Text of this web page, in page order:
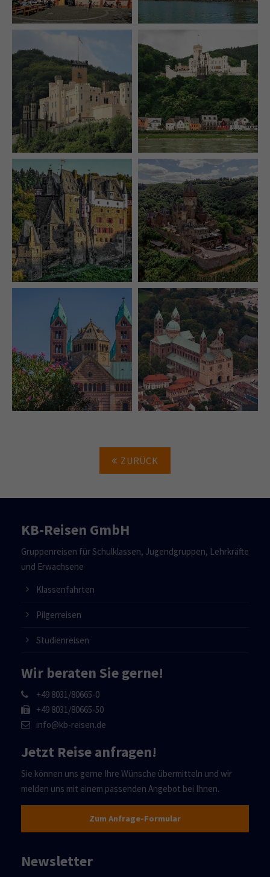
ZURÜCK
KB-Reisen GmbH
Gruppenreisen für Schulklassen, Jugendgruppen, Lehrkräfte
und Erwachsene
Klassenfahrten
Pilgerreisen
Studienreisen
Wir beraten Sie gerne!
+49 8031/80665-0
+49 8031/80665-50
info@kb-reisen.de
Jetzt Reise anfragen!
Sie können uns gerne Ihre Wünsche übermitteln und wir
melden uns mit einem passenden Angebot bei Ihnen.
Zum Anfrage-Formular
Newsletter